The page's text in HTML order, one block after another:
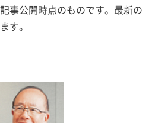
事公開時点のものです。最新の
す。